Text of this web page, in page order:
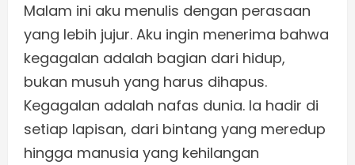
Malam ini aku menulis dengan perasaan
yang lebih jujur. Aku ingin menerima bahwa
kegagalan adalah bagian dari hidup,
bukan musuh yang harus dihapus.
Kegagalan adalah nafas dunia. Ia hadir di
setiap lapisan, dari bintang yang meredup
hingga manusia yang kehilangan